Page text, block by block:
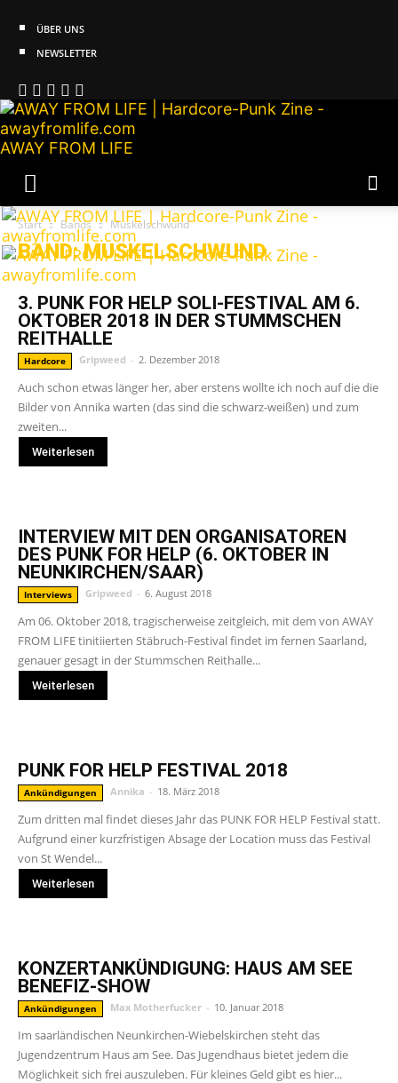
ÜBER UNS
NEWSLETTER
AWAY FROM LIFE
Start Bands Muskelschwund
BAND: MUSKELSCHWUND
3. PUNK FOR HELP SOLI-FESTIVAL AM 6.
OKTOBER 2018 IN DER STUMMSCHEN
REITHALLE
Hardcore Gripweed - 2. Dezember 2018
Auch schon etwas länger her, aber erstens wollte ich noch auf die die
Bilder von Annika warten (das sind die schwarz-weißen) und zum
zweiten...
Weiterlesen
INTERVIEW MIT DEN ORGANISATOREN
DES PUNK FOR HELP (6. OKTOBER IN
NEUNKIRCHEN/SAAR)
Interviews Gripweed - 6. August 2018
Am 06. Oktober 2018, tragischerweise zeitgleich, mit dem von AWAY
FROM LIFE tinitiierten Stäbruch-Festival findet im fernen Saarland,
genauer gesagt in der Stummschen Reithalle...
Weiterlesen
PUNK FOR HELP FESTIVAL 2018
Ankündigungen Annika - 18. März 2018
Zum dritten mal findet dieses Jahr das PUNK FOR HELP Festival statt.
Aufgrund einer kurzfristigen Absage der Location muss das Festival
von St Wendel...
Weiterlesen
KONZERTANKÜNDIGUNG: HAUS AM SEE
BENEFIZ-SHOW
Ankündigungen Max Motherfucker - 10. Januar 2018
Im saarländischen Neunkirchen-Wiebelskirchen steht das
Jugendzentrum Haus am See. Das Jugendhaus bietet jedem die
Möglichkeit sich frei auszuleben. Für kleines Geld gibt es hier...